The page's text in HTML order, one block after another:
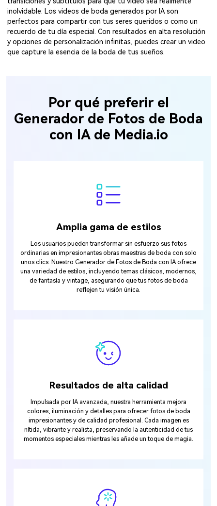
inolvidable. Los videos de boda generados por IA son
perfectos para compartir con tus seres queridos o como un
recuerdo de tu día especial. Con resultados en alta resolución
y opciones de personalización infinitas, puedes crear un video
que capture la esencia de la boda de tus sueños.
Por qué preferir el
Generador de Fotos de Boda
con IA de Media.io
Amplia gama de estilos
Los usuarios pueden transformar sin esfuerzo sus fotos
ordinarias en impresionantes obras maestras de boda con solo
unos clics. Nuestro Generador de Fotos de Boda con IA ofrece
una variedad de estilos, incluyendo temas clásicos, modernos,
de fantasía y vintage, asegurando que tus fotos de boda
reflejen tu visión única.
Resultados de alta calidad
Impulsada por IA avanzada, nuestra herramienta mejora
colores, iluminación y detalles para ofrecer fotos de boda
impresionantes y de calidad profesional. Cada imagen es
nítida, vibrante y realista, preservando la autenticidad de tus
momentos especiales mientras les añade un toque de magia.